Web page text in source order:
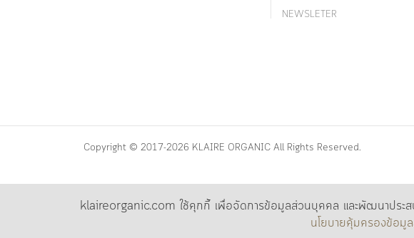
klaireorganic.com ใช้คุกกี้ เพื่อจัดการข้อมูลส่วนบุคคล และพัฒนาประส
นโยบายคุ้มครองข้อมู
NEWSLETER
Copyright © 2017-2026 KLAIRE ORGANIC All Rights Reserved.